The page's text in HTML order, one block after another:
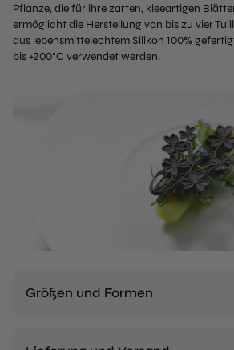
Pflanze, die für ihre zarten, kleeartigen
ermöglicht die Herstellung von bis zu vier
aus lebensmittelechtem Silikon 100%
bis +200°C verwendet werden.
Größen und Formen